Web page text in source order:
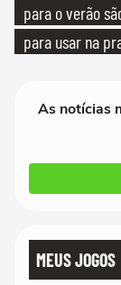
para o verão
para usar na
As notícias
MEUS JOGOS